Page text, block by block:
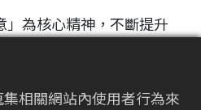
」為核心精神，不斷提升
越品質，並與客戶建立
，實現共同成長與成功的
相關網站內使用者行為來